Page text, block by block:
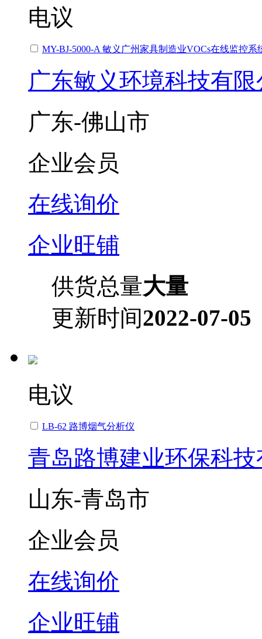
电议
MY-BJ-5000-A 敏义广州家具制造业VOCs在线监控系
广东敏义环境科技有
广东-佛山市
企业会员
在线询价
企业旺铺
供货总量大量
更新时间2022-07-05
电议
LB-62 路博烟气分析仪
青岛路博建业环保科
山东-青岛市
企业会员
在线询价
企业旺铺